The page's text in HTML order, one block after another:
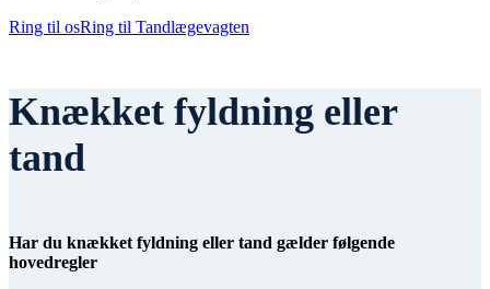
Ring til osRing til Tandlægevagten
Knækket fyldning eller
tand
Har du knækket fyldning eller tand gælder følgende
hovedregler